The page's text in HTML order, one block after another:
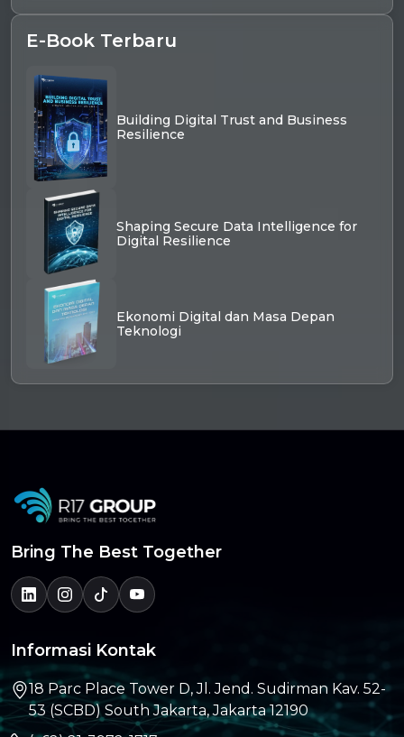
AI Terintegrasi
E-Book Terbaru
Building Digital Trust and Business
Resilience
Shaping Secure Data Intelligence for
Digital Resilience
Ekonomi Digital dan Masa Depan
Teknologi
Bring The Best Together
Informasi Kontak
18 Parc Place Tower D, Jl. Jend. Sudirman Kav. 52-
53 (SCBD) South Jakarta, Jakarta 12190